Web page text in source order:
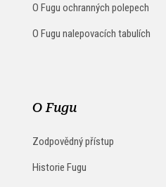
O Fugu ochranných polepech
O Fugu nalepovacích tabulích
O Fugu
Zodpovědný přístup
Historie Fugu